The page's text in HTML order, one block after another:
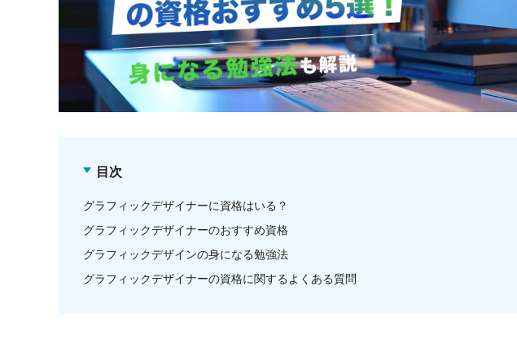
目次
グラフィックデザイナーに資格はいる？
グラフィックデザイナーのおすすめ資格
グラフィックデザインの身になる勉強法
グラフィックデザイナーの資格に関するよくある質問